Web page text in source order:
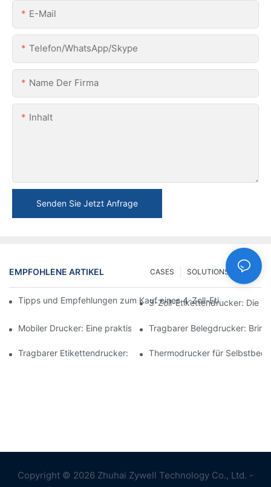
E-Mail
Telefon/WhatsApp/Skype
Name Der Firma
Inhalt
Senden Sie Jetzt Anfrage
EMPFOHLENE ARTIKEL FAQ
SOLUTIONS
CASES
Tipps und Empfehlungen zum Kauf eines 4-Zoll-
3-Zoll-Etikettendrucker: Die
Mobiler Drucker: Eine praktische Wahl zum Drucken jederzeit
Tragbarer Belegdrucker:
Tragbarer Etikettendrucker: Erstellen Sie ganz einfach
Thermodrucker für
Copyright © 2026 Zhuhai Zywell Technology Co., Ltd. -